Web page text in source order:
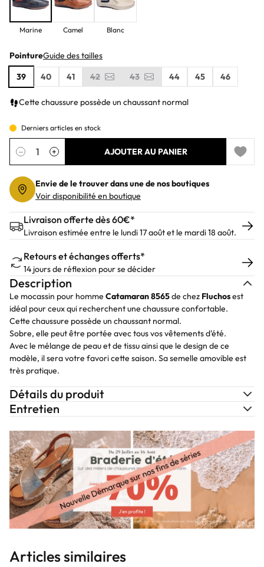
Marine Camel Blanc
PointureGuide des tailles
39
40 41 42 43 44 45 46
Cette chaussure possède un chaussant normal
Derniers articles en stock
Quantité
− + AJOUTER AU PANIER
Add to
Envie de le trouver dans une de nos boutiques
Voir disponibilité en boutique
Livraison offerte dès 60€*
Livraison estimée entre le lundi 17 août et le mardi 18 août.
Retours et échanges offerts*
14 jours de réflexion pour se décider
Description
Le mocassin pour homme Catamaran 8565de chez Fluchosest
idéal pour ceux qui recherchent une chaussure confortable.
Cette chaussure possède un chaussant normal.
Sobre, elle peut être portée avec tous vos vêtements d'été.
Avec le mélange de peau et de tissu ainsi que le design de ce
modèle, il sera votre favori cette saison. Sa semelle amovible est
très pratique.
Détails du produit
Entretien
Articles similaires